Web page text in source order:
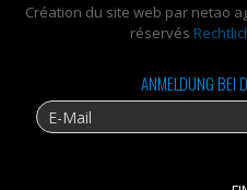
Création du site web par netao
réservés
ANMELDUNG BEI